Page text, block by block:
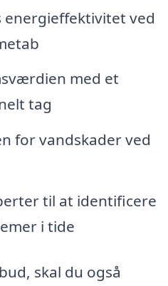
energieffektivitet ved
med et
tag
for vandskader ved
til at identificere
i tide
skal du også